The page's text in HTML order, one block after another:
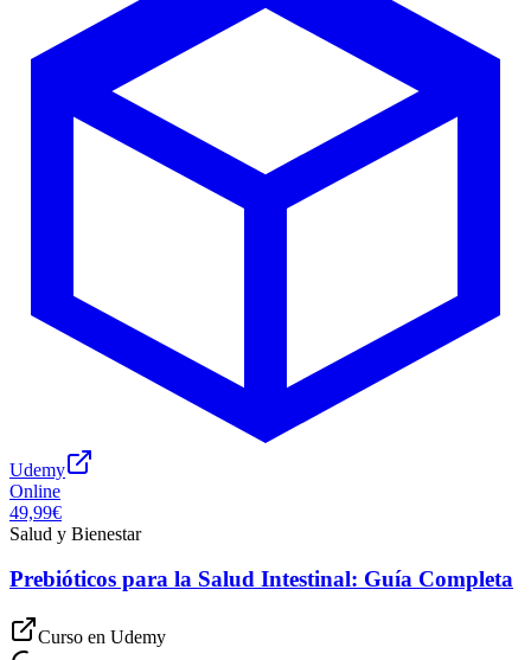
Udemy
Online
49,99€
Salud y Bienestar
Prebióticos para la Salud Intestinal: Guía Completa
Curso en Udemy